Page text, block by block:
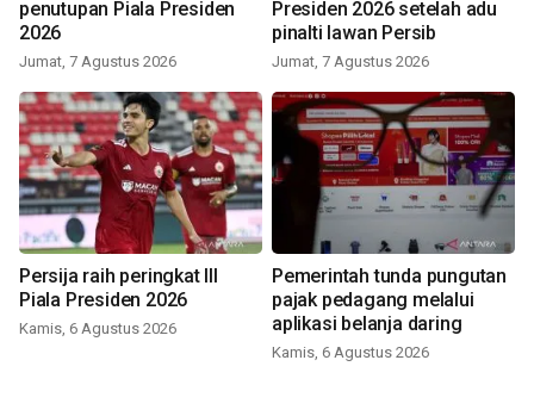
penutupan Piala Presiden
2026
Jumat, 7 Agustus 2026
Presiden 2026 setelah adu
pinalti lawan Persib
Jumat, 7 Agustus 2026
Persija raih peringkat III
Piala Presiden 2026
Kamis, 6 Agustus 2026
Pemerintah tunda pungutan
pajak pedagang melalui
aplikasi belanja daring
Kamis, 6 Agustus 2026